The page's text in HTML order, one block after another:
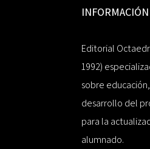
INFORMACIÓN
Editorial
1992)
sobre
desarrollo del
para la
alumnado.